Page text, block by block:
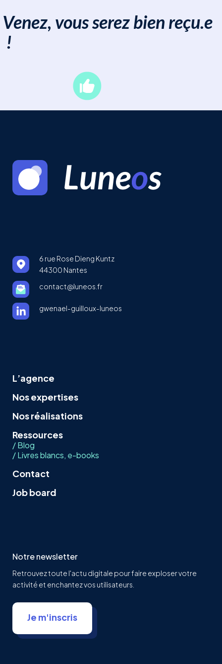
Venez, vous serez bien reçu.e
!
6 rue Rose Dieng Kuntz
44300 Nantes
contact@luneos.fr
gwenael-guilloux-luneos
L’agence
Nos expertises
Nos réalisations
Ressources
/ Blog
/ Livres blancs, e-books
Contact
Job board
Notre newsletter
Retrouvez toute l'actu digitale pour faire exploser votre
activité et enchantez vos utilisateurs.
Je m'inscris